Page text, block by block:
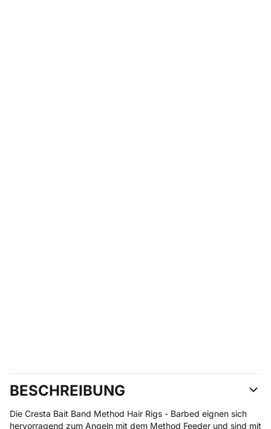
BESCHREIBUNG
Die Cresta Bait Band Method Hair Rigs - Barbed eignen sich
hervorragend zum Angeln mit dem Method Feeder und sind mit